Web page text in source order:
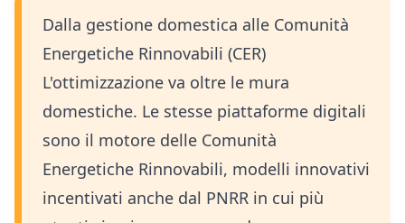
Dalla gestione domestica alle Comunità
Energetiche Rinnovabili (CER)
L'ottimizzazione va oltre le mura
domestiche. Le stesse piattaforme digitali
sono il motore delle Comunità
Energetiche Rinnovabili, modelli innovativi
incentivati anche dal PNRR in cui più